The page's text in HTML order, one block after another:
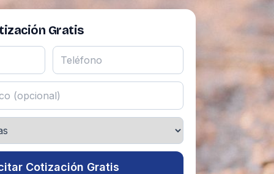
Gratis
Cotización Gratis